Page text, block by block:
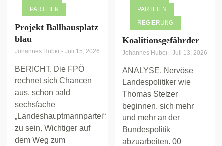
PARTEIEN
Projekt Ballhausplatz
blau
Johannes Huber - Juli 15, 2026
BERICHT. Die FPÖ
rechnet sich Chancen
aus, schon bald
sechsfache
„Landeshauptmannpartei“
zu sein. Wichtiger auf
dem Weg zum
PARTEIEN
REGIERUNG
Koalitionsgefährder
Johannes Huber - Juli 13, 2026
ANALYSE. Nervöse
Landespolitiker wie
Thomas Stelzer
beginnen, sich mehr
und mehr an der
Bundespolitik
abzuarbeiten. 00